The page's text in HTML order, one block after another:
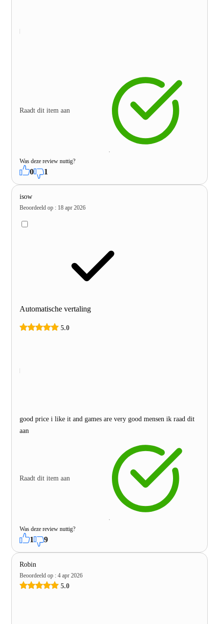
Raadt dit item aan
Was deze review nuttig?
0 1
isow
Beoordeeld op : 18 apr 2026
Automatische vertaling
5.0
good price i like it and games are very good mensen ik raad dit
aan
Raadt dit item aan
Was deze review nuttig?
1 9
Robin
Beoordeeld op : 4 apr 2026
5.0